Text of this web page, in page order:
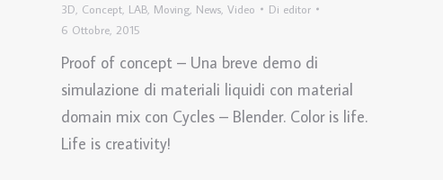
3D Concept LAB Moving News Video Di editor
6 Ottobre, 2015
Proof of concept – Una breve demo di
simulazione di materiali liquidi con material
domain mix con Cycles – Blender. Color is life.
Life is creativity!